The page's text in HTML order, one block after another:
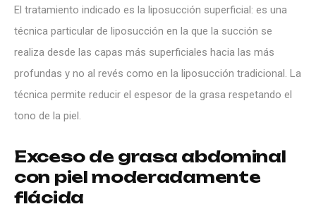
El tratamiento indicado es la liposucción superficial: es una
técnica particular de liposucción en la que la succión se
realiza desde las capas más superficiales hacia las más
profundas y no al revés como en la liposucción tradicional. La
técnica permite reducir el espesor de la grasa respetando el
tono de la piel.
Exceso de grasa abdominal
con piel moderadamente
flácida